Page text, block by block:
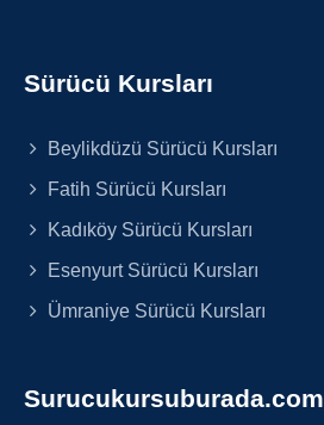
Sürücü Kursları
Beylikdüzü Sürücü Kursları
Fatih Sürücü Kursları
Kadıköy Sürücü Kursları
Esenyurt Sürücü Kursları
Ümraniye Sürücü Kursları
Surucukursuburada.com